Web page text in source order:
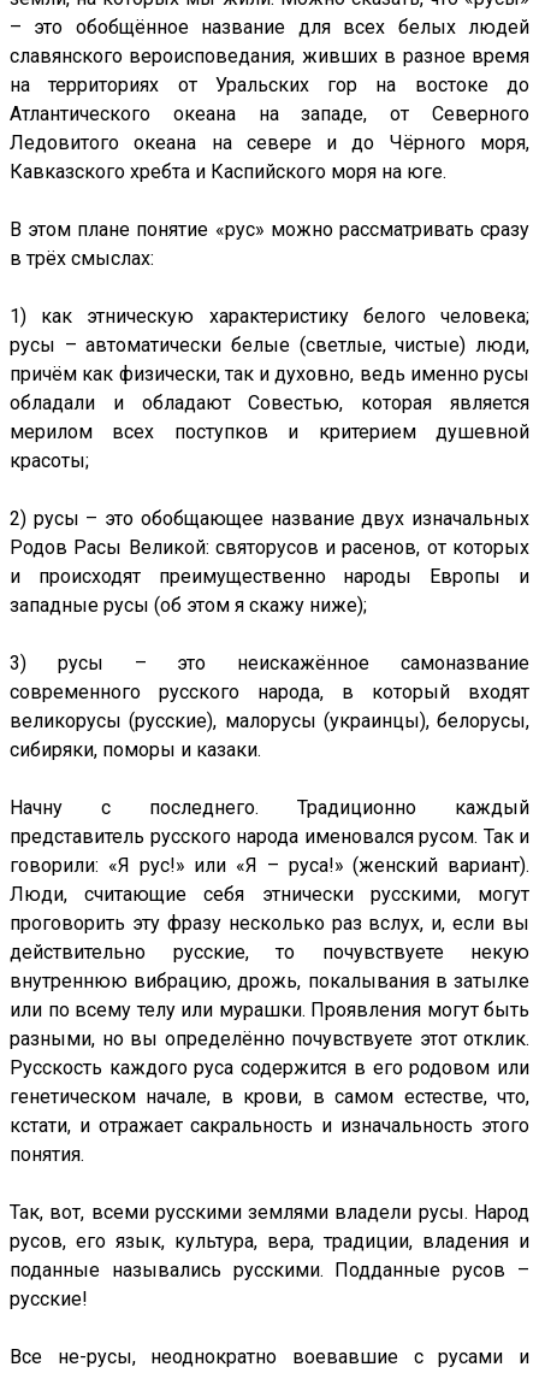
– это обобщённое название для всех белых людей
славянского вероисповедания, живших в разное время
на территориях от Уральских гор на востоке до
Атлантического океана на западе, от Северного
Ледовитого океана на севере и до Чёрного моря,
Кавказского хребта и Каспийского моря на юге.
В этом плане понятие «рус» можно рассматривать сразу
в трёх смыслах:
1) как этническую характеристику белого человека;
русы – автоматически белые (светлые, чистые) люди,
причём как физически, так и духовно, ведь именно русы
обладали и обладают Совестью, которая является
мерилом всех поступков и критерием душевной
красоты;
2) русы – это обобщающее название двух изначальных
Родов Расы Великой: святорусов и расенов, от которых
и происходят преимущественно народы Европы и
западные русы (об этом я скажу ниже);
3) русы – это неискажённое самоназвание
современного русского народа, в который входят
великорусы (русские), малорусы (украинцы), белорусы,
сибиряки, поморы и казаки.
Начну с последнего. Традиционно каждый
представитель русского народа именовался русом. Так и
говорили: «Я рус!» или «Я – руса!» (женский вариант).
Люди, считающие себя этнически русскими, могут
проговорить эту фразу несколько раз вслух, и, если вы
действительно русские, то почувствуете некую
внутреннюю вибрацию, дрожь, покалывания в затылке
или по всему телу или мурашки. Проявления могут быть
разными, но вы определённо почувствуете этот отклик.
Русскость каждого руса содержится в его родовом или
генетическом начале, в крови, в самом естестве, что,
кстати, и отражает сакральность и изначальность этого
понятия.
Так, вот, всеми русскими землями владели русы. Народ
русов, его язык, культура, вера, традиции, владения и
поданные назывались русскими. Подданные русов –
русские!
Все не-русы, неоднократно воевавшие с русами и